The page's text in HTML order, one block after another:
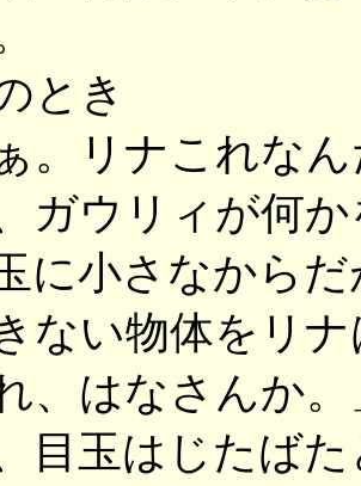
とき
。リナこれな
ガウリィが何か
に小さなからだ
ない物体をリ
、はなさんか。
目玉はじたばた